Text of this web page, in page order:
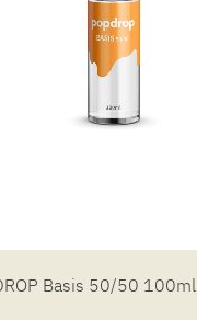
Basis 50/50 100ml